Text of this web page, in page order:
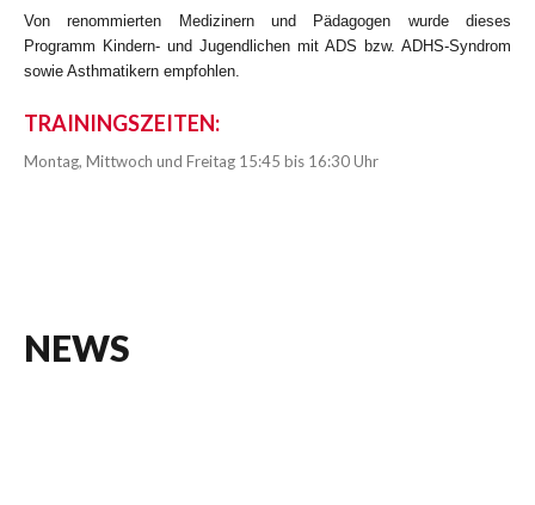
Von renommierten Medizinern und Pädagogen wurde dieses
Programm Kindern- und Jugendlichen mit ADS bzw. ADHS-Syndrom
sowie Asthmatikern empfohlen.
TRAININGSZEITEN:
Montag, Mittwoch und Freitag 15:45 bis 16:30 Uhr
NEWS